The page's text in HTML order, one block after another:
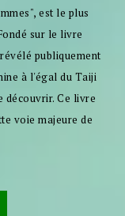
est le plus
sur le livre
publiquement
à l'égal du Taiji
découvrir. Ce livre
voie majeure de